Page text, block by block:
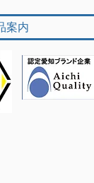
案内